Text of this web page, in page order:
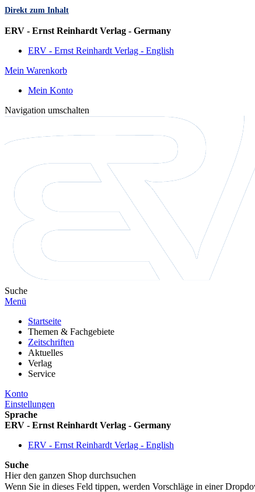
Direkt zum Inhalt
ERV - Ernst Reinhardt Verlag - Germany
ERV - Ernst Reinhardt Verlag - English
Mein Warenkorb
Mein Konto
Navigation umschalten
Suche
Menü
Startseite
Themen & Fachgebiete
Zeitschriften
Aktuelles
Verlag
Service
Konto
Einstellungen
Sprache
ERV - Ernst Reinhardt Verlag - Germany
ERV - Ernst Reinhardt Verlag - English
Suche
Hier den ganzen Shop durchsuchen
Wenn Sie in dieses Feld tippen, werden Vorschläge in einer